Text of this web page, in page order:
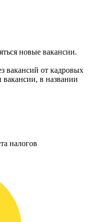
новые вакансии.
вакансий от кадровых
в названии
налогов